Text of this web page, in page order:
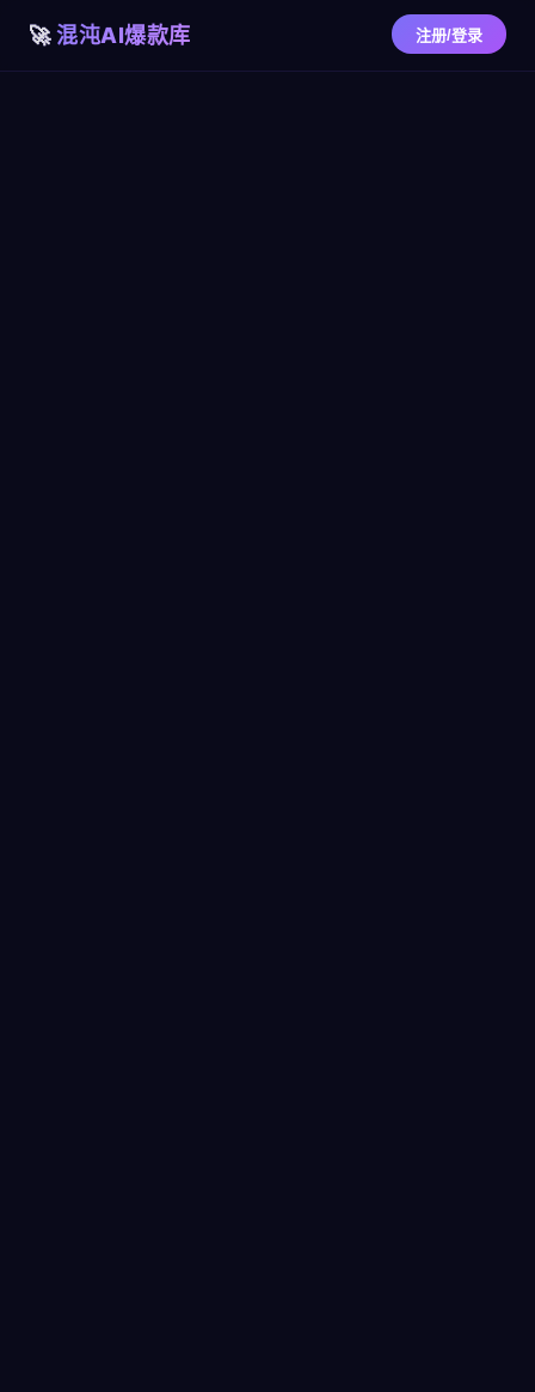
混沌AI爆款库 注册/登录